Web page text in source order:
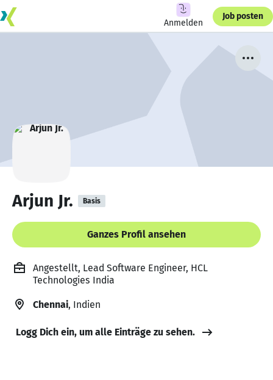
Anmelden
Job posten
Arjun Jr. Basis
Ganzes Profil ansehen
Angestellt, Lead Software Engineer, HCL
Technologies India
Chennai, Indien
Logg Dich ein, um alle Einträge zu sehen.